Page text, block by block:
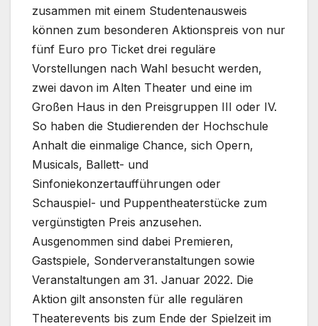
zusammen mit einem Studentenausweis
können zum besonderen Aktionspreis von nur
fünf Euro pro Ticket drei reguläre
Vorstellungen nach Wahl besucht werden,
zwei davon im Alten Theater und eine im
Großen Haus in den Preisgruppen III oder IV.
So haben die Studierenden der Hochschule
Anhalt die einmalige Chance, sich Opern,
Musicals, Ballett- und
Sinfoniekonzertaufführungen oder
Schauspiel- und Puppentheaterstücke zum
vergünstigten Preis anzusehen.
Ausgenommen sind dabei Premieren,
Gastspiele, Sonderveranstaltungen sowie
Veranstaltungen am 31. Januar 2022. Die
Aktion gilt ansonsten für alle regulären
Theaterevents bis zum Ende der Spielzeit im